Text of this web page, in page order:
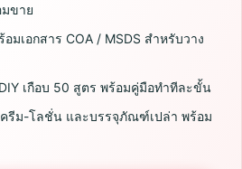
ขาย
มเอกสาร COA / MSDS สำหรับวาง
เกือบ 50 สูตร พร้อมคู่มือทำทีละขั้น
ครีม-โลชั่น และบรรจุภัณฑ์เปล่า พร้อม